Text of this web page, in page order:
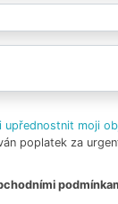
upřednostnit moji
poplatek za